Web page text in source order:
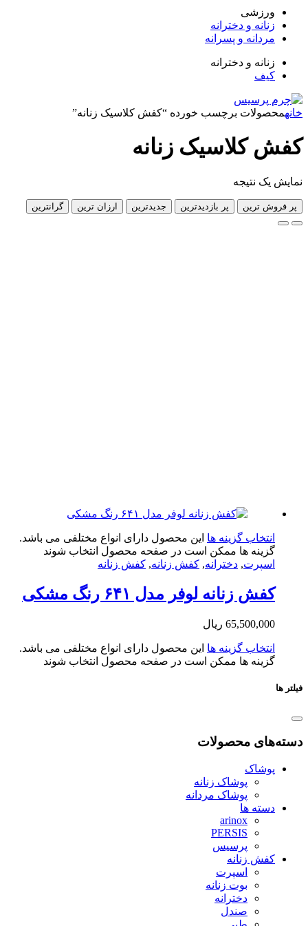
و دخترانه
و پسرانه
و دخترانه
برچسب خورده “کفش کلاسیک زنانه”
زنانه
نتیجه
ترین پر بازدیدترین جدیدترین ارزان ترین گرانترین
گزینه ها این محصول دارای انواع مختلفی می باشد.
ها ممکن است در صفحه محصول انتخاب شوند
دخترانه, کفش زنانه,کفش زنانه
زنانه لوفر مدل ۶۴۱ رنگ مشکی
ریال
گزینه ها این محصول دارای انواع مختلفی می باشد.
ها ممکن است در صفحه محصول انتخاب شوند
محصولات
پوشاک زنانه
پوشاک مردانه
ها
PERSIS
پرسیس
زنانه
اسپرت
بوت زنانه
دخترانه